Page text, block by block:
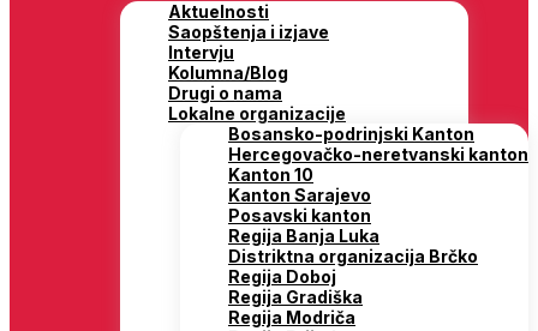
Aktuelnosti
Saopštenja i izjave
Intervju
Kolumna/Blog
Drugi o nama
Lokalne organizacije
Bosansko-podrinjski Kanton
Hercegovačko-neretvanski kanton
Kanton 10
Kanton Sarajevo
Posavski kanton
Regija Banja Luka
Distriktna organizacija Brčko
Regija Doboj
Regija Gradiška
Regija Modriča